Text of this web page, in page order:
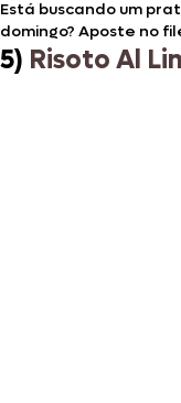
Está buscando um
domingo? Aposte no
5) Risoto Al